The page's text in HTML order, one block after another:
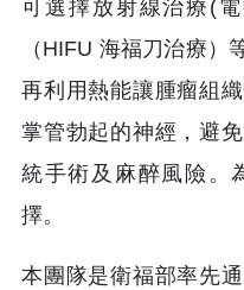
可選擇放射線治療(
（HIFU 海福刀治療）
再利用熱能讓腫瘤組
掌管勃起的神經，避
統手術及麻醉風險。
擇。
本團隊是衛福部率先